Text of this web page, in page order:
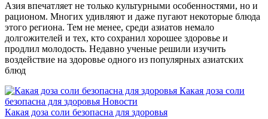
Азия впечатляет не только культурными особенностями, но и
рационом. Многих удивляют и даже пугают некоторые блюда
этого региона. Тем не менее, среди азиатов немало
долгожителей и тех, кто сохранил хорошее здоровье и
продлил молодость. Недавно ученые решили изучить
воздействие на здоровье одного из популярных азиатских
блюд
Какая доза соли
безопасна для здоровья Новости
Какая доза соли безопасна для здоровья